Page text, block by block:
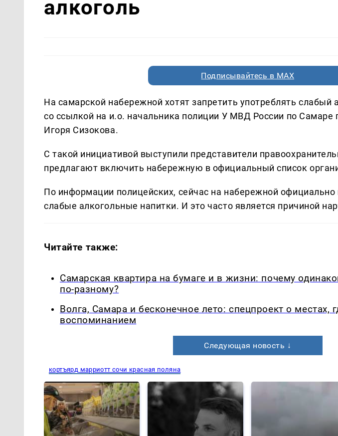
алкоголь
Подписывайтесь в MAX
На самарской набережной хотят запретить употреблять слабый
со ссылкой на и.о. начальника полиции У МВД России по Самаре
Игоря Сизокова.
С такой инициативой выступили представители
предлагают включить набережную в официальный список
По информации полицейских, сейчас на набережной официально
слабые алкогольные напитки. И это часто является причиной
Читайте также:
Самарская квартира на бумаге и в жизни: почему
по-разному?
Волга, Самара и бесконечное лето: спецпроект о местах,
воспоминанием
Следующая новость ↓
кортъярд марриотт сочи красная поляна